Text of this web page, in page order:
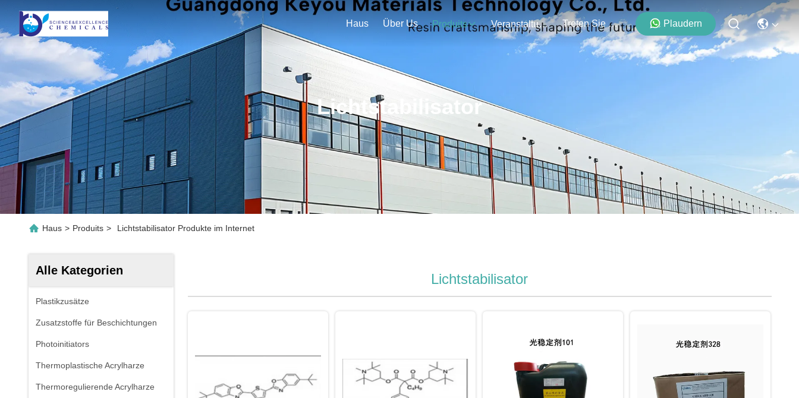
Haus Über Us Produits Veranstaltungen Treten Sie Mit Uns In Verbindung Plaudern
Lichtstabilisator
Haus > Produits > Lichtstabilisator Produkte im Internet
Alle Kategorien
Plastikzusätze
Zusatzstoffe für Beschichtungen
Photoinitiators
Thermoplastische Acrylharze
Thermoregulierende Acrylharze
Lichtstabilisator